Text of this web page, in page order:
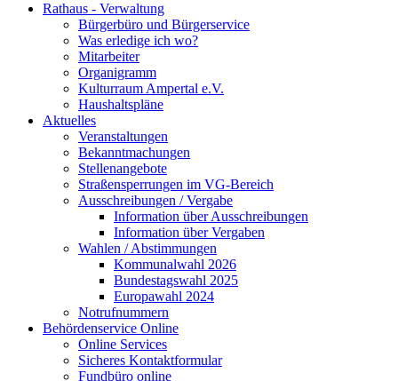
Rathaus - Verwaltung
Bürgerbüro und Bürgerservice
Was erledige ich wo?
Mitarbeiter
Organigramm
Kulturraum Ampertal e.V.
Haushaltspläne
Aktuelles
Veranstaltungen
Bekanntmachungen
Stellenangebote
Straßensperrungen im VG-Bereich
Ausschreibungen / Vergabe
Information über Ausschreibungen
Information über Vergaben
Wahlen / Abstimmungen
Kommunalwahl 2026
Bundestagswahl 2025
Europawahl 2024
Notrufnummern
Behördenservice Online
Online Services
Sicheres Kontaktformular
Fundbüro online